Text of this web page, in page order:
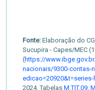
Fonte: Elaboração do
Sucupira - Capes/MEC
(https://
nacionais/9300-contas-
2024. Tabelas M.TIT.09,